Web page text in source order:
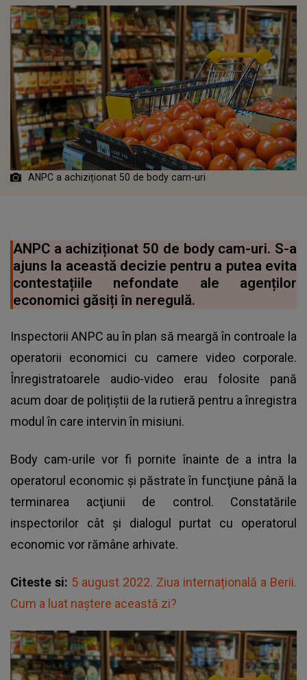
ANPC a achiziționat 50 de body cam-uri
ANPC a achiziționat 50 de body cam-uri. S-a
ajuns la această decizie pentru a putea evita
contestațiile nefondate ale agenților
economici găsiți în neregulă.
Inspectorii ANPC au în plan să meargă în controale la
operatorii economici cu camere video corporale.
Înregistratoarele audio-video erau folosite pană
acum doar de polițiștii de la rutieră pentru a înregistra
modul în care intervin în misiuni.
Body cam-urile vor fi pornite înainte de a intra la
operatorul economic şi păstrate în funcţiune până la
terminarea acţiunii de control. Constatările
inspectorilor cât și dialogul purtat cu operatorul
economic vor rămâne arhivate.
Citeste si: 5 august 2022. Ziua internațională a Berii.
Cum a luat naștere această zi?